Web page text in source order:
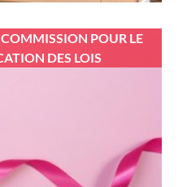
POUR LE
DES LOIS